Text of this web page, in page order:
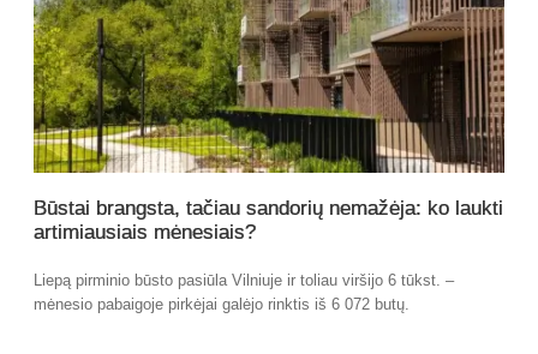
Būstai brangsta, tačiau sandorių nemažėja: ko laukti
artimiausiais mėnesiais?
Liepą pirminio būsto pasiūla Vilniuje ir toliau viršijo 6 tūkst. –
mėnesio pabaigoje pirkėjai galėjo rinktis iš 6 072 butų.